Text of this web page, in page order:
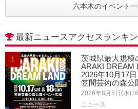
六本木のイベント
最新ニュースアクセスランキ
1
茨城県最大規模
ARAKI DREAM
2026年10月17
笠間芸術の森公
2026年8月5日(水
ニュース